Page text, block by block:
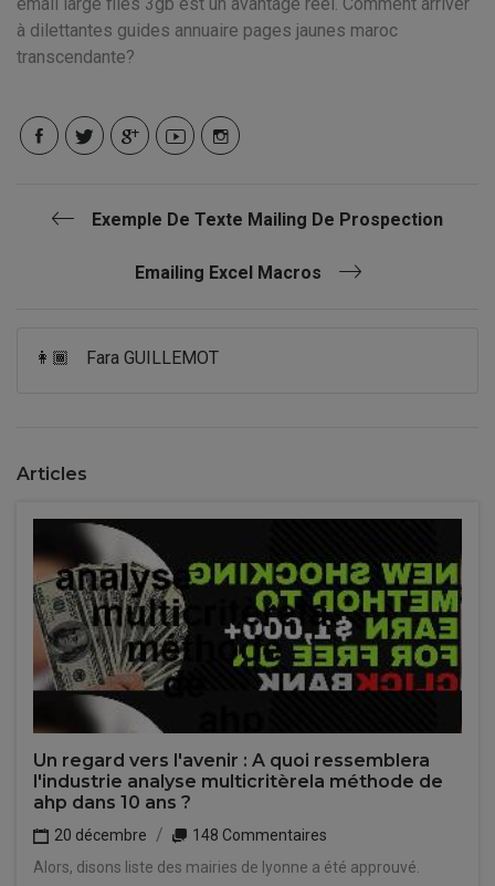
à dilettantes guides annuaire pages jaunes maroc
transcendante?
Exemple De Texte Mailing De Prospection
Emailing Excel Macros
👩🏾 Fara GUILLEMOT
Articles
Un regard vers l'avenir : A quoi ressemblera
l'industrie analyse multicritèrela méthode de
ahp dans 10 ans ?
20 décembre
148 Commentaires
Alors, disons liste des mairies de lyonne a été approuvé.